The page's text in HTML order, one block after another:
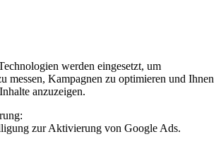
werden eingesetzt, um
messen, Kampagnen zu optimieren und Ihnen
anzuzeigen.
zur Aktivierung von Google Ads.